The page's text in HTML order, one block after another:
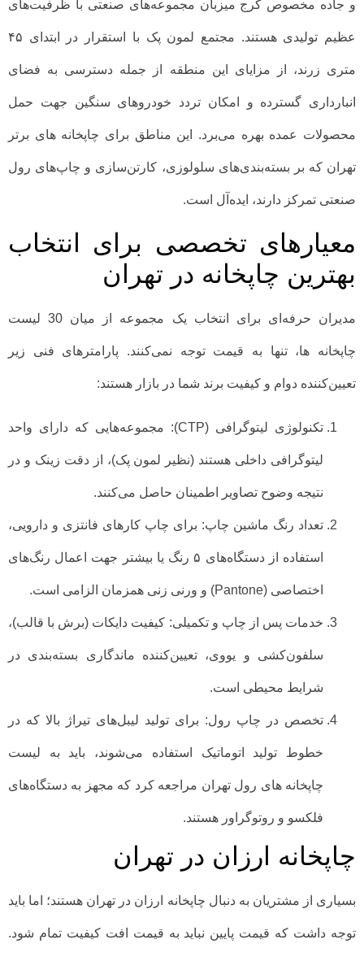
و جاده مخصوص کرج میزبان مجموعه‌های صنعتی با ظرفیت‌های
عظیم تولیدی هستند. مجتمع لمون پک با استقرار در ابتدای ۴۵
متری زرند، از مزایای این منطقه از جمله دسترسی به فضای
انبارداری گسترده و امکان تردد خودروهای سنگین جهت حمل
محصولات عمده بهره می‌برد. این مناطق برای چاپخانه های برتر
تهران که بر بسته‌بندی‌های سلولوزی، کارتن‌سازی و چاپ‌های رول
صنعتی تمرکز دارند، ایده‌آل است.
معیارهای تخصصی برای انتخاب
بهترین چاپخانه در تهران
مدیران حرفه‌ای برای انتخاب یک مجموعه از میان 30 لیست
چاپخانه ها، تنها به قیمت توجه نمی‌کنند. پارامترهای فنی زیر
تعیین‌کننده دوام و کیفیت برند شما در بازار هستند:
تکنولوژی لیتوگرافی (CTP): مجموعه‌هایی که دارای واحد
لیتوگرافی داخلی هستند (نظیر لمون پک)، از دقت زینک و در
نتیجه وضوح تصاویر اطمینان حاصل می‌کنند.
تعداد رنگ ماشین چاپ: برای چاپ کارهای فانتزی و دارویی،
استفاده از دستگاه‌های ۵ رنگ یا بیشتر جهت اعمال رنگ‌های
اختصاصی (Pantone) و ورنی زنی همزمان الزامی است.
خدمات پس از چاپ و تکمیلی: کیفیت دایکات (برش با قالب)،
سلفون‌کشی و یووی، تعیین‌کننده ماندگاری بسته‌بندی در
شرایط محیطی است.
تخصص در چاپ رول: برای تولید لیبل‌های تیراژ بالا که در
خطوط تولید اتوماتیک استفاده می‌شوند، باید به لیست
چاپخانه های رول تهران مراجعه کرد که مجهز به دستگاه‌های
فلکسو و روتوگراور هستند.
چاپخانه ارزان در تهران
بسیاری از مشتریان به دنبال چاپخانه ارزان در تهران هستند؛ اما باید
توجه داشت که قیمت پایین نباید به قیمت افت کیفیت تمام شود.